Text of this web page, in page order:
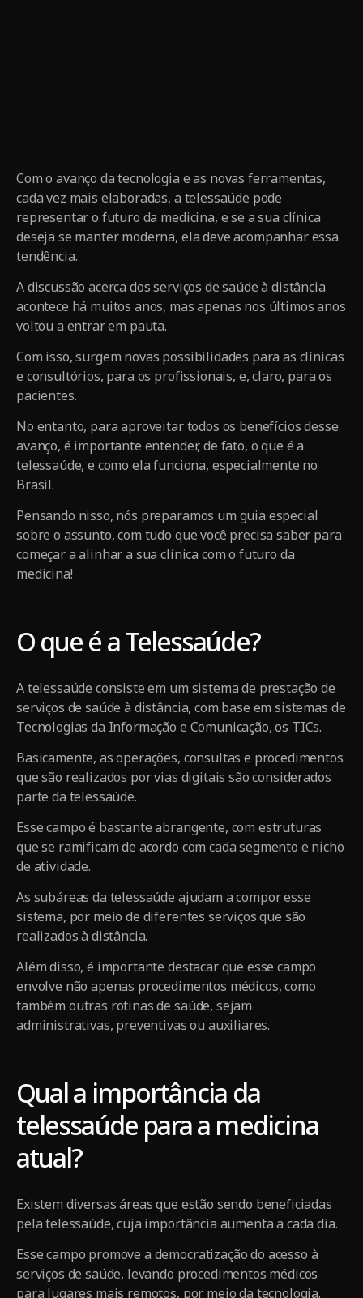
Com o avanço da tecnologia e as novas ferramentas,
cada vez mais elaboradas, a telessaúde pode
representar o futuro da medicina, e se a sua clínica
deseja se manter moderna, ela deve acompanhar essa
tendência.
A discussão acerca dos serviços de saúde à distância
acontece há muitos anos, mas apenas nos últimos anos
voltou a entrar em pauta.
Com isso, surgem novas possibilidades para as clínicas
e consultórios, para os profissionais, e, claro, para os
pacientes.
No entanto, para aproveitar todos os benefícios desse
avanço, é importante entender, de fato, o que é a
telessaúde, e como ela funciona, especialmente no
Brasil.
Pensando nisso, nós preparamos um guia especial
sobre o assunto, com tudo que você precisa saber para
começar a alinhar a sua clínica com o futuro da
medicina!
O que é a Telessaúde?
A telessaúde consiste em um sistema de prestação de
serviços de saúde à distância, com base em sistemas de
Tecnologias da Informação e Comunicação, os TICs.
Basicamente, as operações, consultas e procedimentos
que são realizados por vias digitais são considerados
parte da telessaúde.
Esse campo é bastante abrangente, com estruturas
que se ramificam de acordo com cada segmento e nicho
de atividade.
As subáreas da telessaúde ajudam a compor esse
sistema, por meio de diferentes serviços que são
realizados à distância.
Além disso, é importante destacar que esse campo
envolve não apenas procedimentos médicos, como
também outras rotinas de saúde, sejam
administrativas, preventivas ou auxiliares.
Qual a importância da
telessaúde para a medicina
atual?
Existem diversas áreas que estão sendo beneficiadas
pela telessaúde, cuja importância aumenta a cada dia.
Esse campo promove a democratização do acesso à
serviços de saúde, levando procedimentos médicos
para lugares mais remotos, por meio da tecnologia.